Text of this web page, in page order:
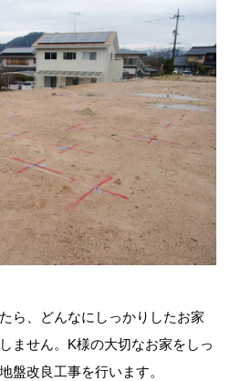
ら、どんなにしっかりしたお家
ません。K様の大切なお家をしっ
盤改良工事を行います。